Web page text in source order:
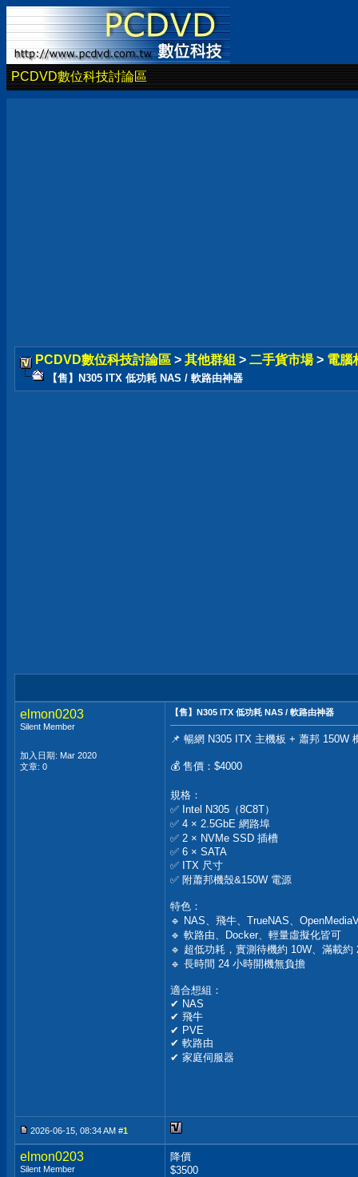
PCDVD數位科技討論區
PCDVD數位科技討論區 > 其他群組 > 二手貨市場 > 電腦
【售】N305 ITX 低功耗 NAS / 軟路由神器
elmon0203
Silent Member
加入日期: Mar 2020
文章: 0
【售】N305 ITX 低功耗 NAS / 軟路由神器
📌 暢網 N305 ITX 主機板 + 蕭邦 150W
💰 售價：$4000
規格：
✅ Intel N305（8C8T）
✅ 4 × 2.5GbE 網路埠
✅ 2 × NVMe SSD 插槽
✅ 6 × SATA
✅ ITX 尺寸
✅ 附蕭邦機殼&150W 電源
特色：
🔹 NAS、飛牛、TrueNAS、
🔹 軟路由、Docker、輕量虛擬化皆可
🔹 超低功耗，實測待機約 10W、滿載約
🔹 長時間 24 小時開機無負擔
適合想組：
✔ NAS
✔ 飛牛
✔ PVE
✔ 軟路由
✔ 家庭伺服器
2026-06-15, 08:34 AM #1
elmon0203
Silent Member
降價
$3500